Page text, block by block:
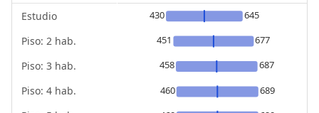
Estudio
Piso: 2 hab.
Piso: 3 hab.
Piso: 4 hab.
430
645
451
677
458
687
460
689